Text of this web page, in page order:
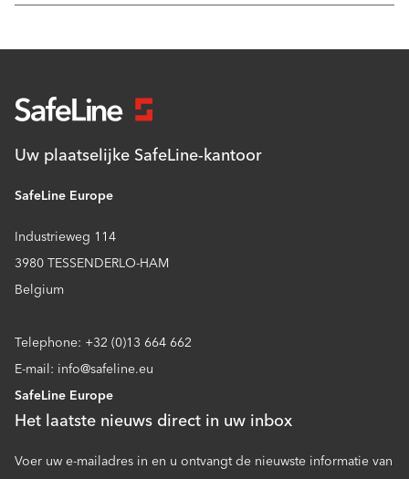
Uw plaatselijke SafeLine-kantoor
SafeLine Europe
Industrieweg 114
3980 TESSENDERLO-HAM
Belgium
Telephone: +32 (0)13 664 662
E-mail: info@safeline.eu
SafeLine Europe
Het laatste nieuws direct in uw inbox
Voer uw e-mailadres in en u ontvangt de nieuwste informatie van